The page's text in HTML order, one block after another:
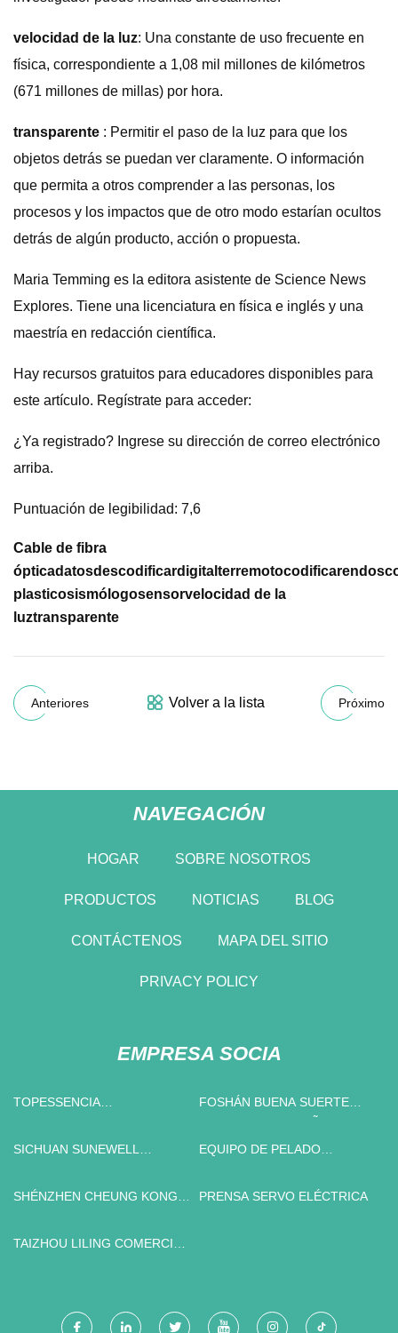
velocidad de la luz: Una constante de uso frecuente en
física, correspondiente a 1,08 mil millones de kilómetros
(671 millones de millas) por hora.
transparente : Permitir el paso de la luz para que los
objetos detrás se puedan ver claramente. O información
que permita a otros comprender a las personas, los
procesos y los impactos que de otro modo estarían ocultos
detrás de algún producto, acción o propuesta.
Maria Temming es la editora asistente de Science News
Explores. Tiene una licenciatura en física e inglés y una
maestría en redacción científica.
Hay recursos gratuitos para educadores disponibles para
este artículo. Regístrate para acceder:
¿Ya registrado? Ingrese su dirección de correo electrónico
arriba.
Puntuación de legibilidad: 7,6
Cable de fibra
ópticadatosdescodificardigital terremotocodificar
plasticosismólogosensorvelocidad de la
luztransparente
Anteriores Volver a la lista Próximo
NAVEGACIÓN
HOGAR SOBRE NOSOTROS
PRODUCTOS NOTICIAS BLOG
CONTÁCTENOS MAPA DEL SITIO
PRIVACY POLICY
EMPRESA SOCIA
TOPESSENCIA
FOSHÁN BUENA SUERTE
AIRE LIBRE PRODUCTOS
SICHUAN SUNEWELL
EQUIPO DE PELADO
SHÉNZHEN CHEUNG KONG
LTD
PRENSA SERVO ELÉCTRICA
TAIZHOU LILING COMERCIO